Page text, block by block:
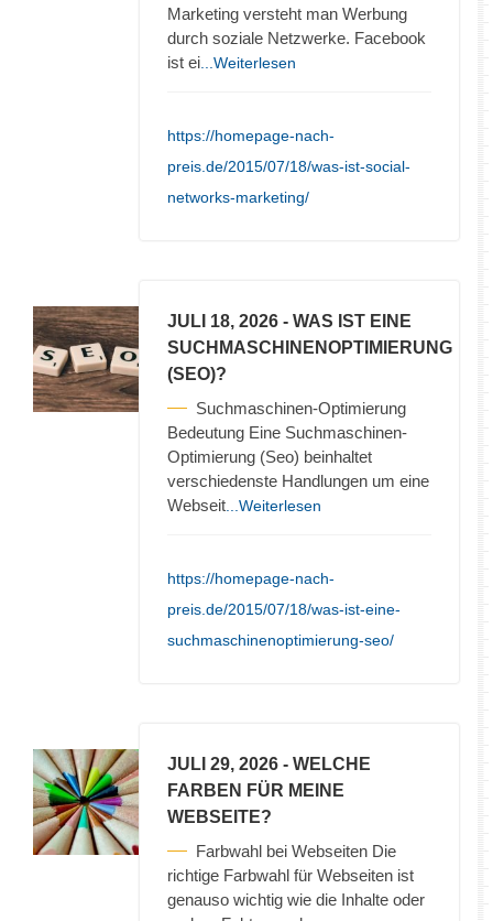
Marketing versteht man Werbung
durch soziale Netzwerke. Facebook
ist ei ...Weiterlesen
https://homepage-nach-
preis.de/2015/07/18/was-ist-social-
networks-marketing/
JULI 18, 2026 - WAS IST EINE
SUCHMASCHINENOPTIMIERUNG
(SEO)?
Suchmaschinen-Optimierung
Bedeutung Eine Suchmaschinen-
Optimierung (Seo) beinhaltet
verschiedenste Handlungen um eine
Webseit ...Weiterlesen
https://homepage-nach-
preis.de/2015/07/18/was-ist-eine-
suchmaschinenoptimierung-seo/
JULI 29, 2026 - WELCHE
FARBEN FÜR MEINE
WEBSEITE?
Farbwahl bei Webseiten Die
richtige Farbwahl für Webseiten ist
genauso wichtig wie die Inhalte oder